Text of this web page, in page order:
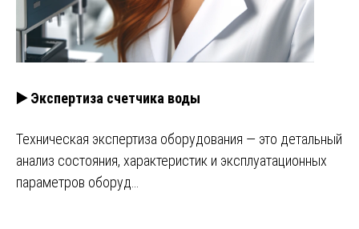
▶️ Экспертиза счетчика воды
Техническая экспертиза оборудования — это детальный
анализ состояния, характеристик и эксплуатационных
параметров оборуд…